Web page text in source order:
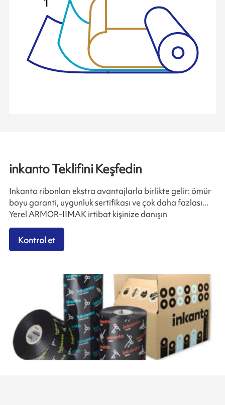
inkanto Teklifini Keşfedin
Inkanto ribonları ekstra avantajlarla birlikte gelir: ömür
boyu garanti, uygunluk sertifikası ve çok daha fazlası...
Yerel ARMOR-IIMAK irtibat kişinize danışın
Kontrol et